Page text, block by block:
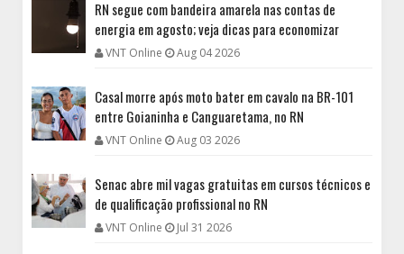
RN segue com bandeira amarela nas contas de
energia em agosto; veja dicas para economizar
VNT Online Aug 04 2026
Casal morre após moto bater em cavalo na BR-101
entre Goianinha e Canguaretama, no RN
VNT Online Aug 03 2026
Senac abre mil vagas gratuitas em cursos técnicos e
de qualificação profissional no RN
VNT Online Jul 31 2026